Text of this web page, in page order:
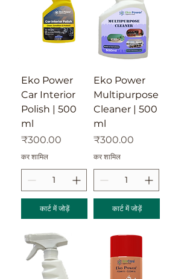
Eko Power
Car Interior
Polish | 500
ml
मूल्य
₹300.00
कर शामिल
कार्ट में जोड़ें
Eko Power
Multipurpose
Cleaner | 500
ml
मूल्य
₹300.00
कर शामिल
कार्ट में जोड़ें